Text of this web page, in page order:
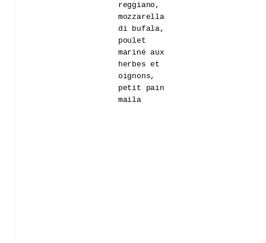
reggiano,
mozzarella
di bufala,
poulet
mariné aux
herbes et
oignons,
petit pain
maila